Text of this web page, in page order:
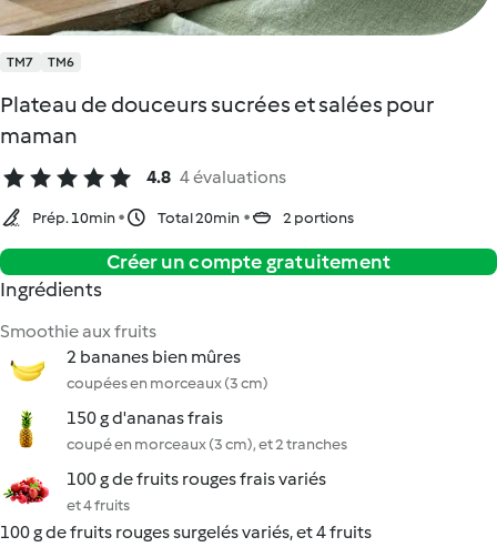
TM7 TM6
Plateau de douceurs sucrées et salées pour
maman
4.8 4 évaluations
Prép. 10min Total 20min 2 portions
Créer un compte gratuitement
Ingrédients
Smoothie aux fruits
2 bananes bien mûres
coupées en morceaux (3 cm)
150 g d'ananas frais
coupé en morceaux (3 cm), et 2 tranches
100 g de fruits rouges frais variés
et 4 fruits
100 g de fruits rouges surgelés variés, et 4 fruits